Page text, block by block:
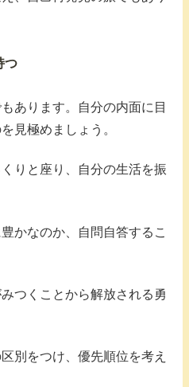
つ
あります。自分の内面に目
見極めましょう。
りと座り、自分の生活を振
かなのか、自問自答するこ
つくことから解放される勇
別をつけ、優先順位を考え